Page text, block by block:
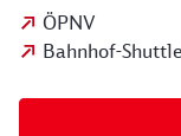
ÖPNV
Bahnhof-